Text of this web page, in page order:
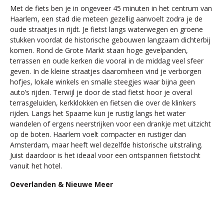
Met de fiets ben je in ongeveer 45 minuten in het centrum van
Haarlem, een stad die meteen gezellig aanvoelt zodra je de
oude straatjes in rijdt. Je fietst langs waterwegen en groene
stukken voordat de historische gebouwen langzaam dichterbij
komen. Rond de Grote Markt staan hoge gevelpanden,
terrassen en oude kerken die vooral in de middag veel sfeer
geven. In de kleine straatjes daaromheen vind je verborgen
hofjes, lokale winkels en smalle steegjes waar bijna geen
auto’s rijden. Terwijl je door de stad fietst hoor je overal
terrasgeluiden, kerkklokken en fietsen die over de klinkers
rijden. Langs het Spaarne kun je rustig langs het water
wandelen of ergens neerstrijken voor een drankje met uitzicht
op de boten. Haarlem voelt compacter en rustiger dan
Amsterdam, maar heeft wel dezelfde historische uitstraling.
Juist daardoor is het ideaal voor een ontspannen fietstocht
vanuit het hotel.
Oeverlanden & Nieuwe Meer